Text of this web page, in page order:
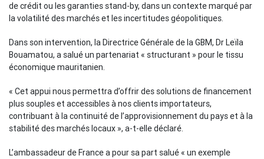
de crédit ou les garanties stand-by, dans un contexte marqué par
la volatilité des marchés et les incertitudes géopolitiques.
Dans son intervention, la Directrice Générale de la GBM, Dr Leïla
Bouamatou, a salué un partenariat « structurant » pour le tissu
économique mauritanien.
« Cet appui nous permettra d’offrir des solutions de financement
plus souples et accessibles à nos clients importateurs,
contribuant à la continuité de l’approvisionnement du pays et à la
stabilité des marchés locaux », a-t-elle déclaré.
L’ambassadeur de France a pour sa part salué « un exemple